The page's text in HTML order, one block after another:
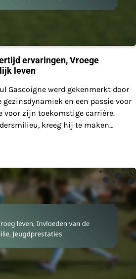
ervaringen, Vroege
leven
Gascoigne werd gekenmerkt door
en een passie voor
voor zijn toekomstige carrière.
kreeg hij te maken…